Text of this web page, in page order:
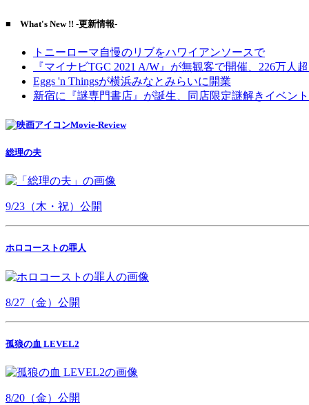
■ What's New !! -更新情報-
トニーローマ自慢のリブをハワイアンソースで
『マイナビTGC 2021 A/W』が無観客で開催、226万人
Eggs 'n Thingsが横浜みなとみらいに開業
新宿に『謎専門書店』が誕生、同店限定謎解きイベン
Movie-Review
総理の夫
9/23（木・祝）公開
ホロコーストの罪人
8/27（金）公開
孤狼の血 LEVEL2
8/20（金）公開